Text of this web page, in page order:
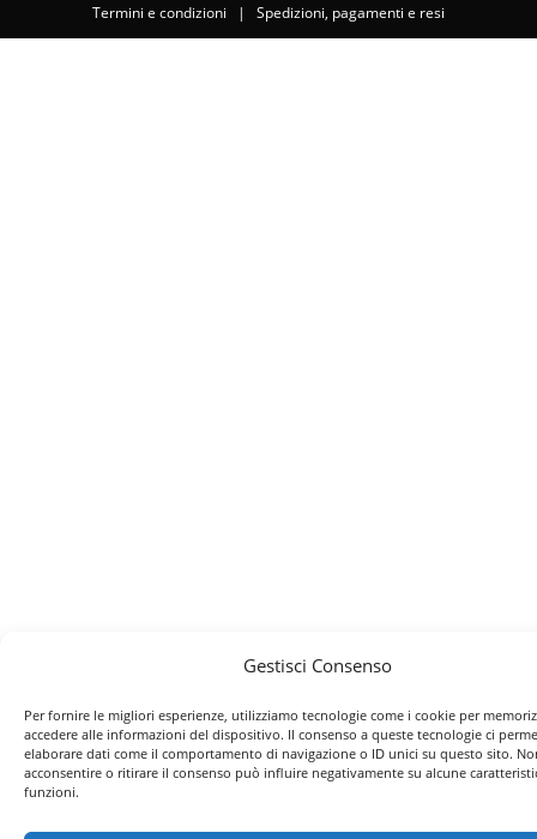
Gestisci Consenso
Per fornire le migliori esperienze, utilizziamo tecnologie come i cookie per
accedere alle informazioni del dispositivo. Il consenso a queste tecnologie ci
elaborare dati come il comportamento di navigazione o ID unici su questo sito.
acconsentire o ritirare il consenso può influire negativamente su alcune
funzioni.
Termini e condizioni | Spedizioni, pagamenti e resi